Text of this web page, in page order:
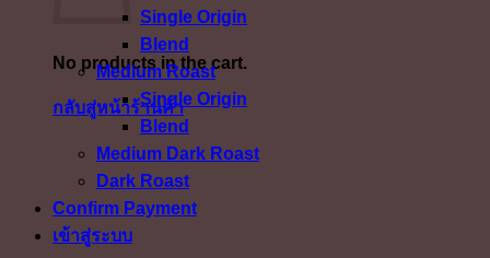
No products in the cart.
กลับสู่หน้าร้านค้า
Single Origin
Blend
Medium Roast
Single Origin
Blend
Medium Dark Roast
Dark Roast
Confirm Payment
เข้าสู่ระบบ